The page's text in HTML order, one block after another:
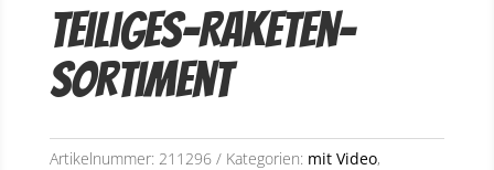
teiliges-Raketen-
Sortiment
Artikelnummer: 211296 Kategorien: mit Video,